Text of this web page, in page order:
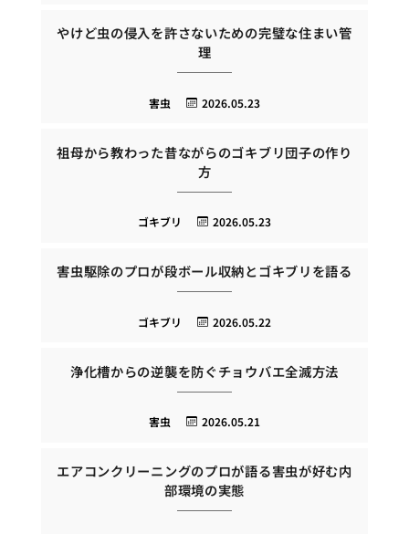
やけど虫の侵入を許さないための完璧な住まい管
理
2026.05.23
害虫
祖母から教わった昔ながらのゴキブリ団子の作り
方
2026.05.23
ゴキブリ
害虫駆除のプロが段ボール収納とゴキブリを語る
2026.05.22
ゴキブリ
浄化槽からの逆襲を防ぐチョウバエ全滅方法
2026.05.21
害虫
エアコンクリーニングのプロが語る害虫が好む内
部環境の実態